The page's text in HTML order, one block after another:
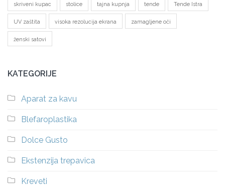
skriveni kupac stolice tajna kupnja tende Tende Istra
UV zaštita visoka rezolucija ekrana zamagljene oči
ženski satovi
KATEGORIJE
Aparat za kavu
Blefaroplastika
Dolce Gusto
Ekstenzija trepavica
Kreveti